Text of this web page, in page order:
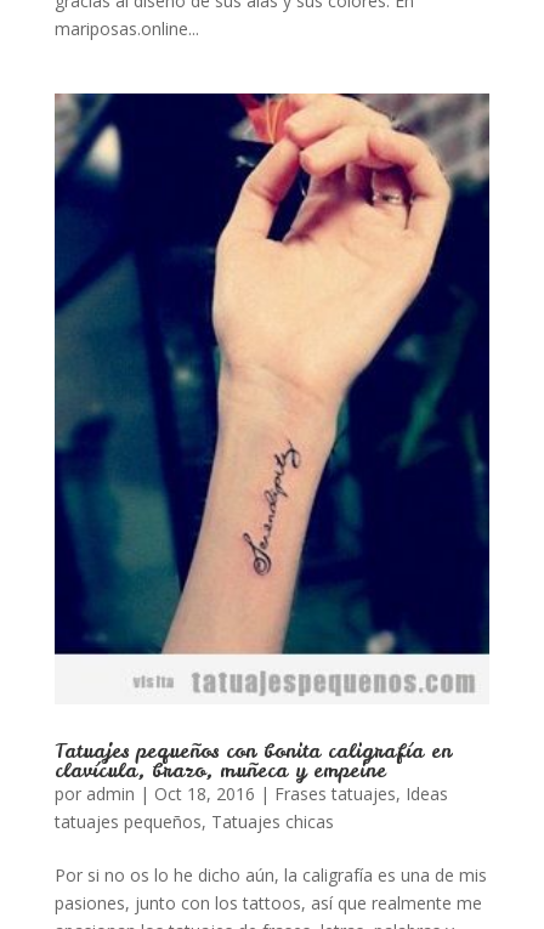
mariposas.online...
Tatuajes pequeños con bonita caligrafía en
clavícula, brazo, muñeca y empeine
por admin | Oct 18, 2016 | Frases tatuajes, Ideas
tatuajes pequeños, Tatuajes chicas
Por si no os lo he dicho aún, la caligrafía es una de mis
pasiones, junto con los tattoos, así que realmente me